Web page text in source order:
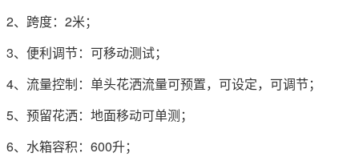
2、跨度：2米；
3、便利调节：可移动测试；
4、流量控制：单头花洒流量可预置，可设定，可调节；
5、预留花洒：地面移动可单测；
6、水箱容积：600升；